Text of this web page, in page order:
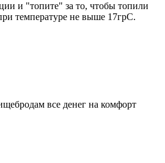
и "топите" за то, чтобы топили
температуре не выше 17грС.
все денег на комфорт